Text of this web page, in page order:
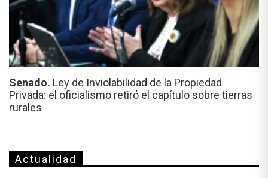
Senado. Ley de Inviolabilidad de la Propiedad
Privada: el oficialismo retiró el capítulo sobre tierras
rurales
Actualidad